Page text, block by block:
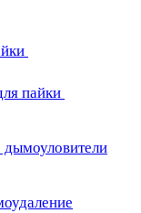
пайки
дымоуловители